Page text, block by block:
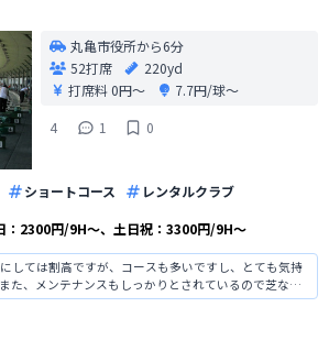
丸亀市役所から6分
52打席
220yd
打席料0円〜
7.7円/球〜
4
1 0
ショートコース
レンタルクラブ
：2300円/9H〜、土日祝：3300円/9H〜
しては割高ですが、コースも多いですし、とても気持
た、メンテナンスもしっかりとされているので芝など
易度もあるので中級者や上級者の方でも楽しめると思